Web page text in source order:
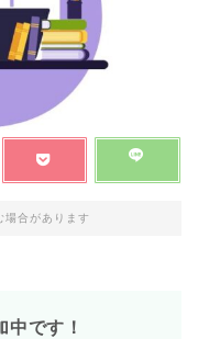
場合があります
中です！